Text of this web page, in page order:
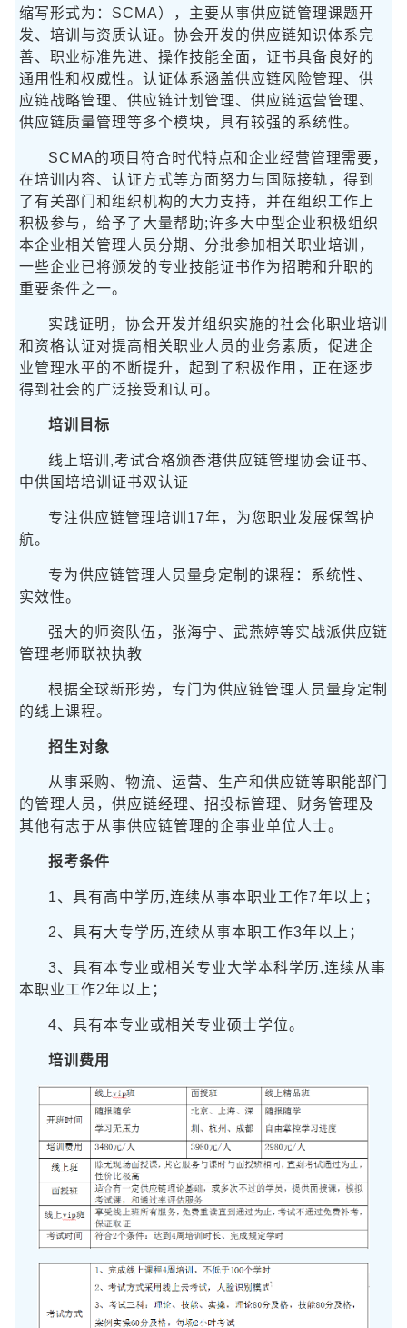
缩写形式为：SCMA），主要从事供应链管理课题开
发、培训与资质认证。协会开发的供应链知识体系完
善、职业标准先进、操作技能全面，证书具备良好的
通用性和权威性。认证体系涵盖供应链风险管理、供
应链战略管理、供应链计划管理、供应链运营管理、
供应链质量管理等多个模块，具有较强的系统性。
SCMA的项目符合时代特点和企业经营管理需要，
在培训内容、认证方式等方面努力与国际接轨，得到
了有关部门和组织机构的大力支持，并在组织工作上
积极参与，给予了大量帮助;许多大中型企业积极组织
本企业相关管理人员分期、分批参加相关职业培训，
一些企业已将颁发的专业技能证书作为招聘和升职的
重要条件之一。
实践证明，协会开发并组织实施的社会化职业培训
和资格认证对提高相关职业人员的业务素质，促进企
业管理水平的不断提升，起到了积极作用，正在逐步
得到社会的广泛接受和认可。
培训目标
线上培训,考试合格颁香港供应链管理协会证书、
中供国培培训证书双认证
专注供应链管理培训17年，为您职业发展保驾护
航。
专为供应链管理人员量身定制的课程：系统性、
实效性。
强大的师资队伍，张海宁、武燕婷等实战派供应链
管理老师联袂执教
根据全球新形势，专门为供应链管理人员量身定制
的线上课程。
招生对象
从事采购、物流、运营、生产和供应链等职能部门
的管理人员，供应链经理、招投标管理、财务管理及
其他有志于从事供应链管理的企事业单位人士。
报考条件
1、具有高中学历,连续从事本职业工作7年以上；
2、具有大专学历,连续从事本职工作3年以上；
3、具有本专业或相关专业大学本科学历,连续从事
本职业工作2年以上；
4、具有本专业或相关专业硕士学位。
培训费用